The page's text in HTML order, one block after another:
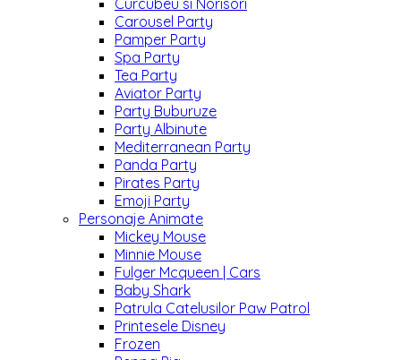
Curcubeu si Norisori
Carousel Party
Pamper Party
Spa Party
Tea Party
Aviator Party
Party Buburuze
Party Albinute
Mediterranean Party
Panda Party
Pirates Party
Emoji Party
Personaje Animate
Mickey Mouse
Minnie Mouse
Fulger Mcqueen | Cars
Baby Shark
Patrula Catelusilor Paw Patrol
Printesele Disney
Frozen